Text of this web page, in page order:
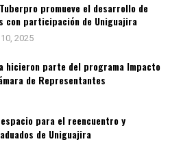
promueve el desarrollo de
con participación de Uniguajira
2025
hicieron parte del programa Impacto
de Representantes
para el reencuentro y
de Uniguajira